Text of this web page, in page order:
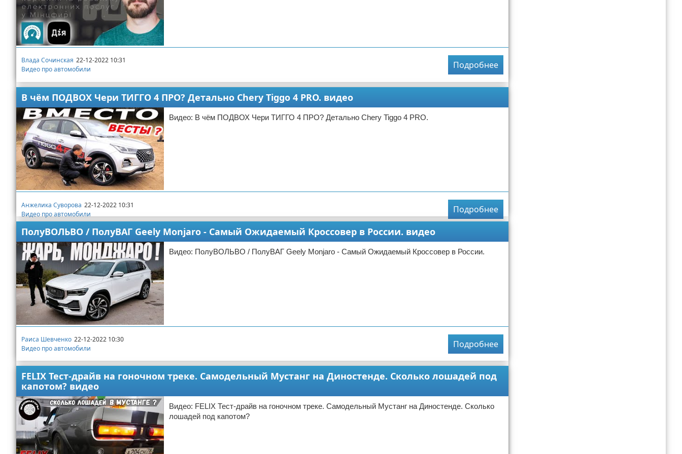
Влада Сочинская 22-12-2022 10:31
Видео про автомобили
Подробнее
В чём ПОДВОХ Чери ТИГГО 4 ПРО? Детально Chery Tiggo 4 PRO. видео
Видео: В чём ПОДВОХ Чери ТИГГО 4 ПРО? Детально Chery Tiggo 4 PRO.
Анжелика Суворова 22-12-2022 10:31
Видео про автомобили
Подробнее
ПолуВОЛЬВО / ПолуВАГ Geely Monjaro - Самый Ожидаемый Кроссовер в России. видео
Видео: ПолуВОЛЬВО / ПолуВАГ Geely Monjaro - Самый Ожидаемый Кроссовер в России.
Раиса Шевченко 22-12-2022 10:30
Видео про автомобили
Подробнее
FELIX Тест-драйв на гоночном треке. Самодельный Мустанг на Диностенде. Сколько лошадей под
капотом? видео
Видео: FELIX Тест-драйв на гоночном треке. Самодельный Мустанг на Диностенде. Сколько
лошадей под капотом?